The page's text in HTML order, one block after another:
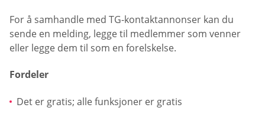
For å samhandle med TG-kontaktannonser kan du
sende en melding, legge til medlemmer som venner
eller legge dem til som en forelskelse.
Fordeler
Det er gratis; alle funksjoner er gratis